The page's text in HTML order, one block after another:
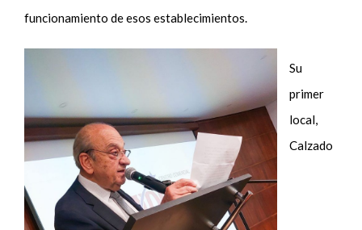
funcionamiento de esos establecimientos.
Su
primer
local,
Calzado